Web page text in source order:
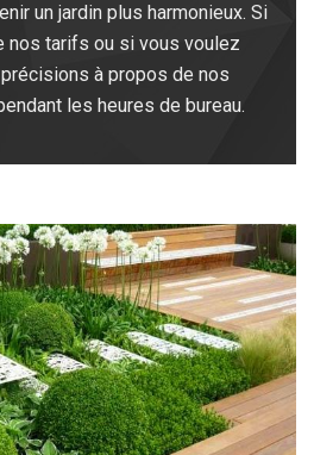
un jardin plus harmonieux. Si
nos tarifs ou si vous voulez
à propos de nos
les heures de bureau.